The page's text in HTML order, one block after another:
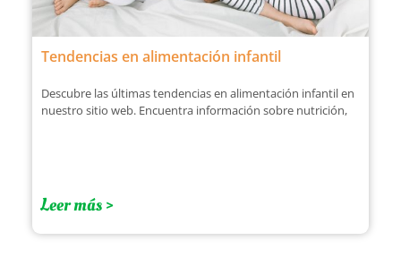
Tendencias en alimentación infantil
Descubre las últimas tendencias en alimentación infantil en
nuestro sitio web. Encuentra información sobre nutrición,
Leer más >